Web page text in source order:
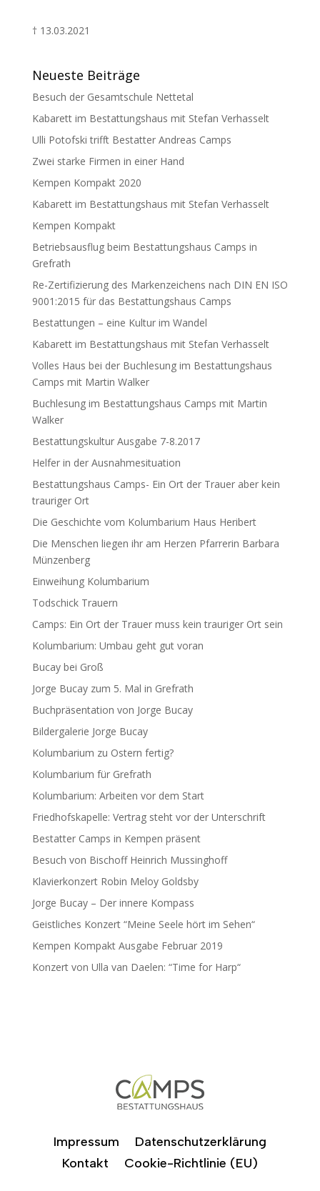
† 13.03.2021
Neueste Beiträge
Besuch der Gesamtschule Nettetal
Kabarett im Bestattungshaus mit Stefan Verhasselt
Ulli Potofski trifft Bestatter Andreas Camps
Zwei starke Firmen in einer Hand
Kempen Kompakt 2020
Kabarett im Bestattungshaus mit Stefan Verhasselt
Kempen Kompakt
Betriebsausflug beim Bestattungshaus Camps in
Grefrath
Re-Zertifizierung des Markenzeichens nach DIN EN ISO
9001:2015 für das Bestattungshaus Camps
Bestattungen – eine Kultur im Wandel
Kabarett im Bestattungshaus mit Stefan Verhasselt
Volles Haus bei der Buchlesung im Bestattungshaus
Camps mit Martin Walker
Buchlesung im Bestattungshaus Camps mit Martin
Walker
Bestattungskultur Ausgabe 7-8.2017
Helfer in der Ausnahmesituation
Bestattungshaus Camps- Ein Ort der Trauer aber kein
trauriger Ort
Die Geschichte vom Kolumbarium Haus Heribert
Die Menschen liegen ihr am Herzen Pfarrerin Barbara
Münzenberg
Einweihung Kolumbarium
Todschick Trauern
Camps: Ein Ort der Trauer muss kein trauriger Ort sein
Kolumbarium: Umbau geht gut voran
Bucay bei Groß
Jorge Bucay zum 5. Mal in Grefrath
Buchpräsentation von Jorge Bucay
Bildergalerie Jorge Bucay
Kolumbarium zu Ostern fertig?
Kolumbarium für Grefrath
Kolumbarium: Arbeiten vor dem Start
Friedhofskapelle: Vertrag steht vor der Unterschrift
Bestatter Camps in Kempen präsent
Besuch von Bischoff Heinrich Mussinghoff
Klavierkonzert Robin Meloy Goldsby
Jorge Bucay – Der innere Kompass
Geistliches Konzert “Meine Seele hört im Sehen“
Kempen Kompakt Ausgabe Februar 2019
Konzert von Ulla van Daelen: “Time for Harp“
Impressum
Datenschutzerklärung
Kontakt
Cookie-Richtlinie (EU)